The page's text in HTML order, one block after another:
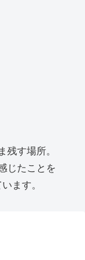
残す場所。
じたことを
ます。